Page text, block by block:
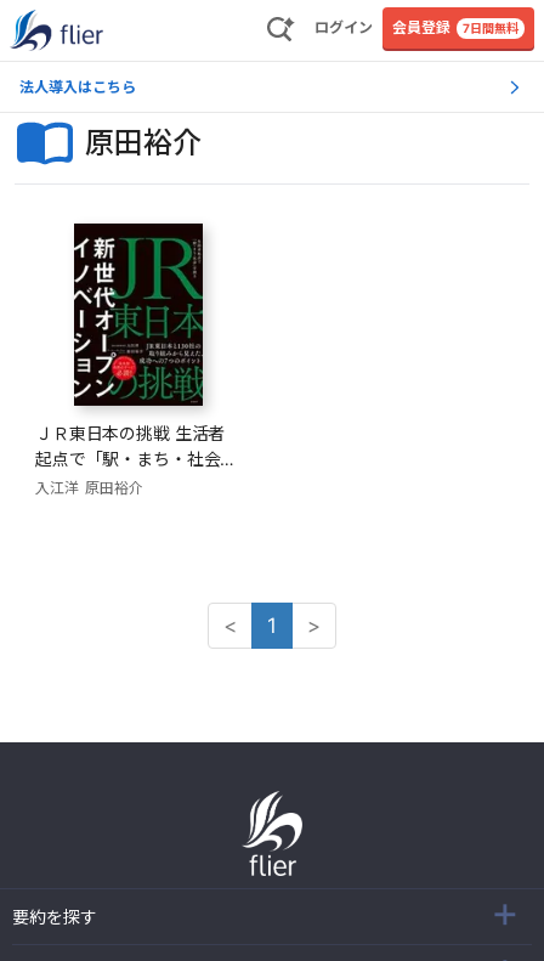
ログイン 会員登録 7日間無料
法人導入はこちら
原田裕介
ＪＲ東日本の挑戦 生活者
起点で「駅・まち・社会」
を創る
入江洋 原田裕介
< 1 >
要約を探す